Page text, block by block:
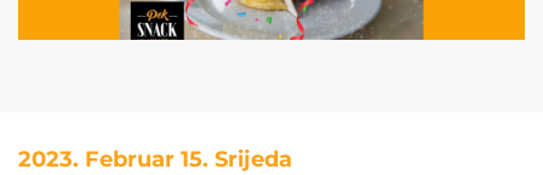
2023. Februar 15. Srijeda